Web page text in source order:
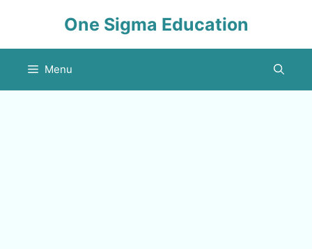
One Sigma Education
Menu